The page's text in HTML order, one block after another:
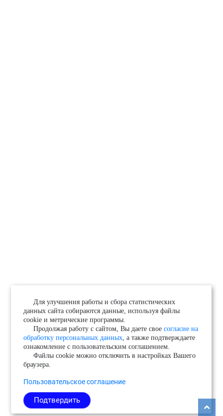
Для улучшения работы и сбора статистических
данных сайта собираются данные, используя файлы
cookie и метрические программы.
Продолжая работу с сайтом, Вы даете своесогласие на
обработку персональных данных, а также подтверждаете
ознакомление с пользовательским соглашением.
Файлы cookie можно отключить в настройках Вашего
браузера.
Пользовательское соглашение
Подтвердить